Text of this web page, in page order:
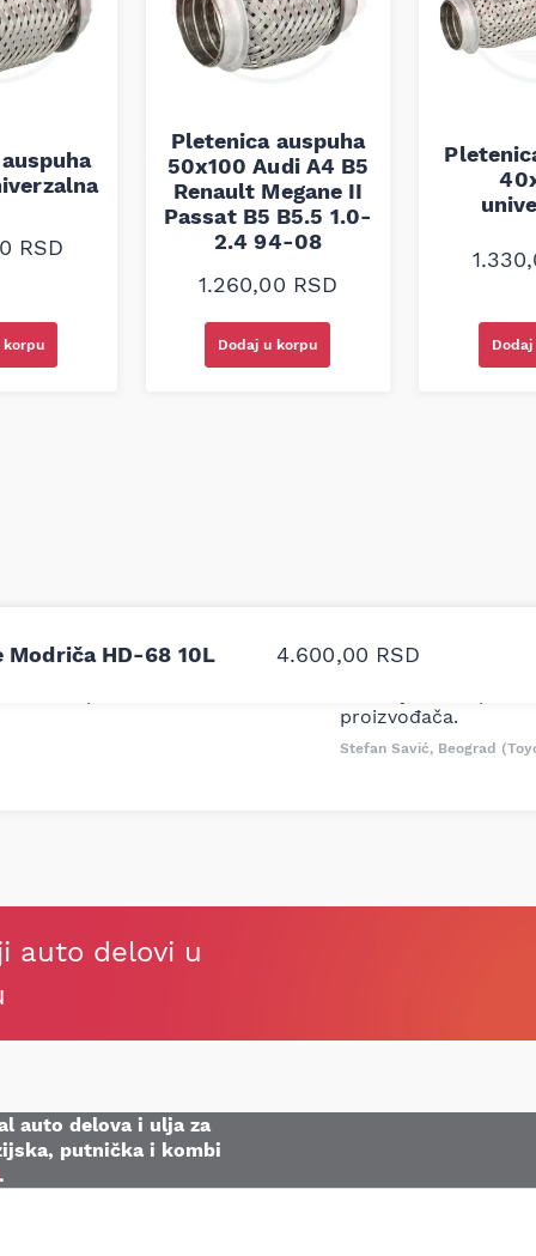
RSD
korpu
Pletenica auspuha
50x100 Audi A4 B5
Renault Megane II
Passat B5 B5.5 1.0-
2.4 94-08
1.260,00 RSD
Dodaj u korpu
Modriča HD-68 10L 4.600,00 RSD
auto delova i
sam više puta auto
za proizvođača i
Odlična usluga i
tačan naziv i tip
proizvođača.
Stefan Savić, Beograd
auto delovi u
auto delova i ulja za
putnička i kombi
.